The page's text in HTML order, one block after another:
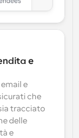
e
e
che
tracciato
delle
e